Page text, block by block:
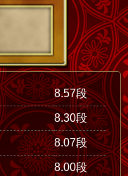
8.57段
8.30段
8.07段
8.00段